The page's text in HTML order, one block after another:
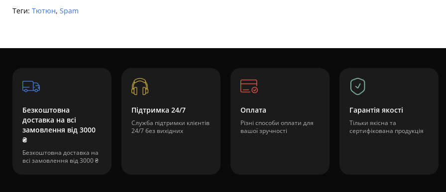
Теги: Тютюн, Spam
Безкоштовна
доставка на всі
замовлення від 3000
₴
Безкоштовна доставка на
всі замовлення від 3000 ₴
Підтримка 24/7
Служба підтримки клієнтів
24/7 без вихідних
Оплата
Різні способи оплати для
вашої зручності
Гарантія якості
Тільки якісна та
сертифікована продукція